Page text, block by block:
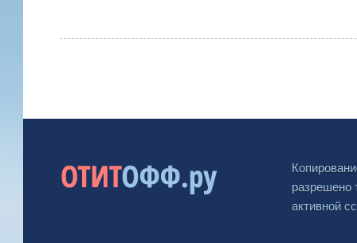
разрешено
активной